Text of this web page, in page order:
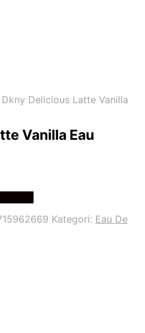
Dkny Delicious Latte Vanilla
Vanilla Eau
kr..
Kategori: Eau De